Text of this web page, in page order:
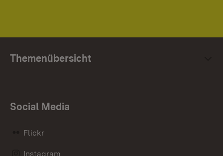
Themenübersicht
Social Media
Flickr
Instagram